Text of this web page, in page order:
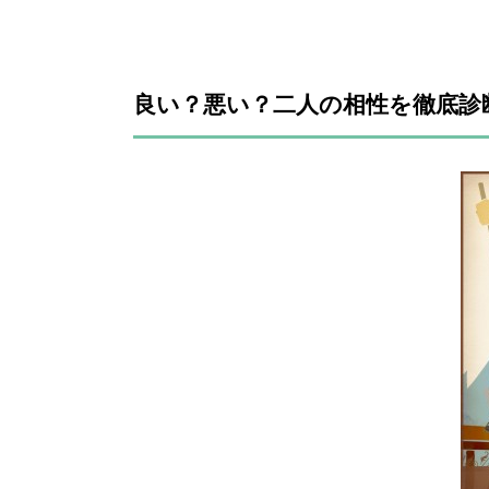
良い？悪い？二人の相性を徹底